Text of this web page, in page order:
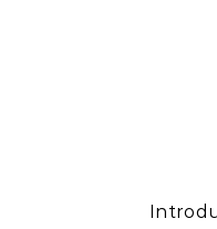
Introduksjon: Chelsea FC er en av Englands mest suksessrike fotballklubber, og deres blå